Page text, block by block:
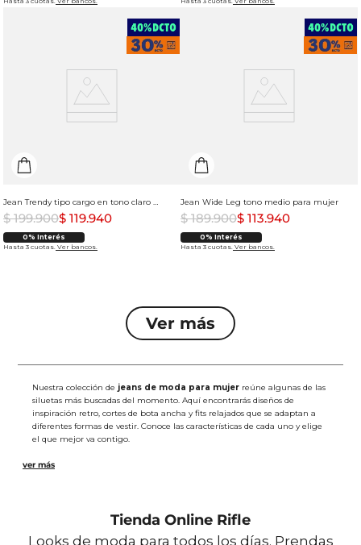
Jean Trendy tipo cargo en tono claro para mujer
$ 199.900$ 119.940
0% Interés
Hasta 3 cuotas. Ver bancos.
Jean Wide Leg tono medio para mujer
$ 189.900$ 113.940
0% Interés
Hasta 3 cuotas. Ver bancos.
Nuestra colección de jeans de moda para mujer reúne algunas de las
siluetas más buscadas del momento. Aquí encontrarás diseños de
inspiración retro, cortes de bota ancha y fits relajados que se adaptan a
diferentes formas de vestir. Conoce las características de cada uno y elige
el que mejor va contigo.
Jeans mom fit:Inspirados en el denim clásico, ofrecen un ajuste
cómodo en la cintura junto con una pierna de caída relajada. Su
Tienda Online Rifle
Looks de moda para todos los días. Prendas